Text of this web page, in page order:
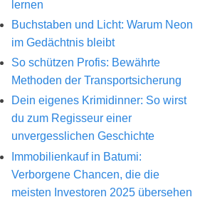
lernen
Buchstaben und Licht: Warum Neon
im Gedächtnis bleibt
So schützen Profis: Bewährte
Methoden der Transportsicherung
Dein eigenes Krimidinner: So wirst
du zum Regisseur einer
unvergesslichen Geschichte
Immobilienkauf in Batumi:
Verborgene Chancen, die die
meisten Investoren 2025 übersehen